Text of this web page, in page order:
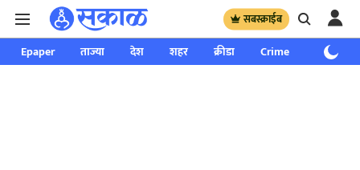
सबस्क्राईब
Epaper ताज्या देश शहर क्रीडा Crime साप्ताहिक